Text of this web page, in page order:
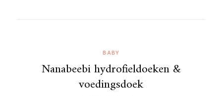
BABY
Nanabeebi hydrofieldoeken &
voedingsdoek